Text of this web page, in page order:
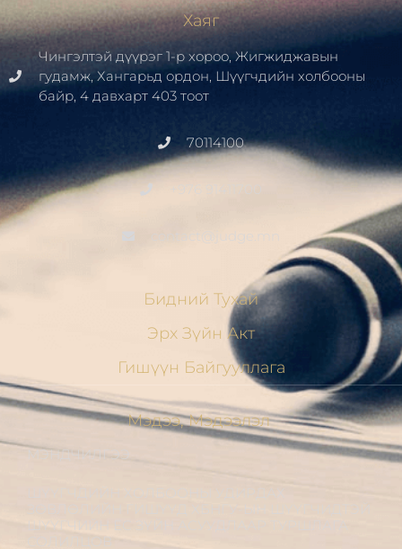
Хаяг
Чингэлтэй дүүрэг 1-р хороо, Жигжиджавын
гудамж, Хангарьд ордон, Шүүгчдийн холбооны
байр, 4 давхарт 403 тоот
70114100
contact@judge.mn
Бидний Тухай
Эрх Зүйн Акт
Гишүүн Байгууллага
Мэдээ, Мэдээлэл
МЭНДЧИЛГЭЭ
ШҮҮГЧДИЙН ХОЛБООНЫ УДИРДАХ
СОЛИЛЦОВ